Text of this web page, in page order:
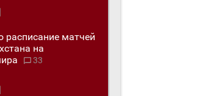
расписание матчей
на
33